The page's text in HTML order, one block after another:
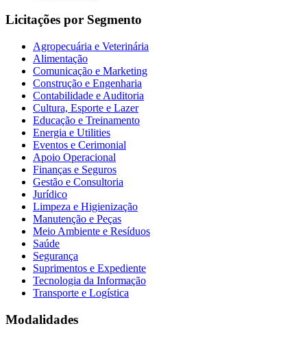
Licitações por Segmento
Agropecuária e Veterinária
Alimentação
Comunicação e Marketing
Construção e Engenharia
Contabilidade e Auditoria
Cultura, Esporte e Lazer
Educação e Treinamento
Energia e Utilities
Eventos e Cerimonial
Apoio Operacional
Finanças e Seguros
Gestão e Consultoria
Jurídico
Limpeza e Higienização
Manutenção e Peças
Meio Ambiente e Resíduos
Saúde
Segurança
Suprimentos e Expediente
Tecnologia da Informação
Transporte e Logística
Modalidades